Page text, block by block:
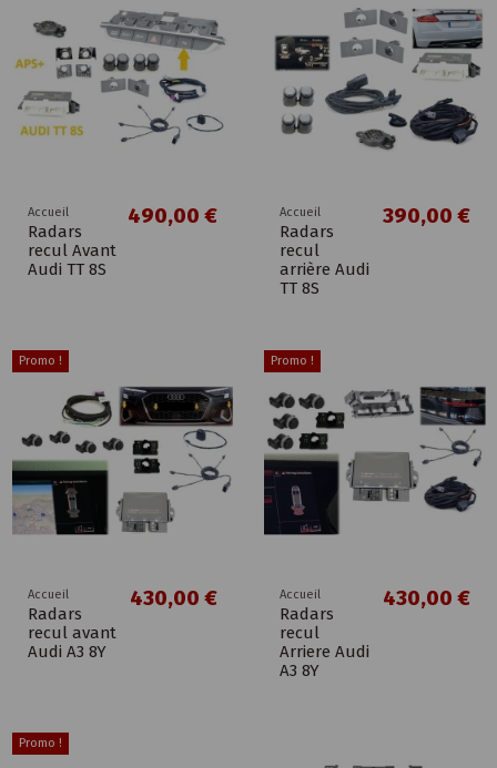
Accueil
Radars
recul Avant
Audi TT 8S
490,00 € Accueil
Radars
recul
arrière Audi
TT 8S
390,00 €
Promo !
Accueil
Radars
recul avant
Audi A3 8Y
430,00 €
Promo !
Accueil
Radars
recul
Arriere Audi
A3 8Y
430,00 €
Promo !